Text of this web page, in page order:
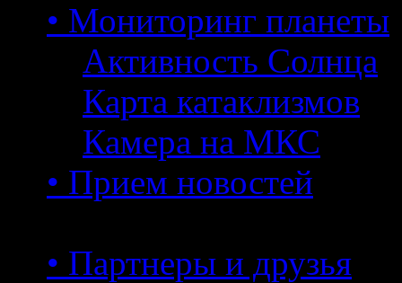
• Мониторинг планеты
Активность Солнца
Карта катаклизмов
Камера на МКС
• Прием новостей
• Партнеры и друзья